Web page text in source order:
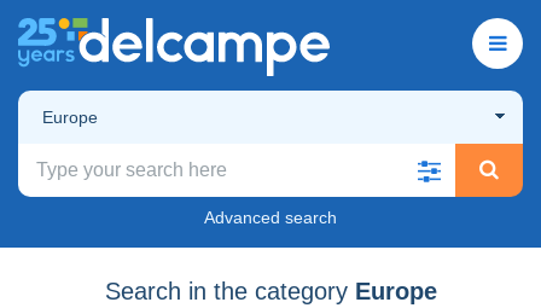
Europe
Advanced search
Search in the category Europe